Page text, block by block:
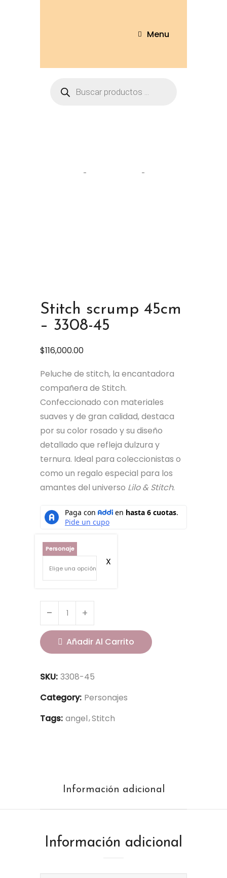
Menu
Stitch scrump 45cm
– 3308-45
$116,000.00
Peluche de stitch, la encantadora
compañera de Stitch.
Confeccionado con materiales
suaves y de gran calidad, destaca
por su color rosado y su diseño
detallado que refleja dulzura y
ternura. Ideal para coleccionistas o
como un regalo especial para los
amantes del universo Lilo & Stitch.
Personaje
Añadir Al Carrito
SKU: 3308-45
Category: Personajes
Tags: angel Stitch
Información adicional
Información adicional